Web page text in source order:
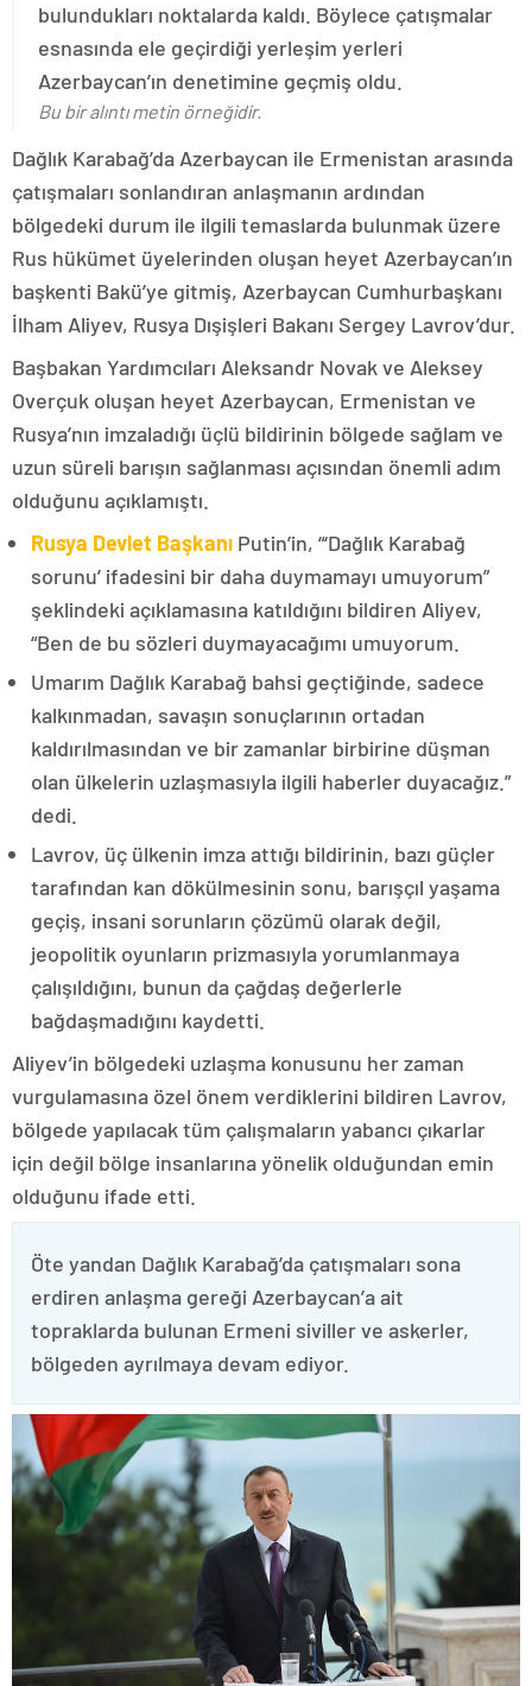
bulundukları noktalarda kaldı. Böylece çatışmalar
esnasında ele geçirdiği yerleşim yerleri
Azerbaycan’ın denetimine geçmiş oldu.
Bu bir alıntı metin örneğidir.
Dağlık Karabağ’da Azerbaycan ile Ermenistan arasında
çatışmaları sonlandıran anlaşmanın ardından
bölgedeki durum ile ilgili temaslarda bulunmak üzere
Rus hükümet üyelerinden oluşan heyet Azerbaycan’ın
başkenti Bakü’ye gitmiş, Azerbaycan Cumhurbaşkanı
İlham Aliyev, Rusya Dışişleri Bakanı Sergey Lavrov’dur.
Başbakan Yardımcıları Aleksandr Novak ve Aleksey
Overçuk oluşan heyet Azerbaycan, Ermenistan ve
Rusya’nın imzaladığı üçlü bildirinin bölgede sağlam ve
uzun süreli barışın sağlanması açısından önemli adım
olduğunu açıklamıştı.
Rusya Devlet Başkanı Putin’in, “‘Dağlık Karabağ
sorunu’ ifadesini bir daha duymamayı umuyorum”
şeklindeki açıklamasına katıldığını bildiren Aliyev,
“Ben de bu sözleri duymayacağımı umuyorum.
Umarım Dağlık Karabağ bahsi geçtiğinde, sadece
kalkınmadan, savaşın sonuçlarının ortadan
kaldırılmasından ve bir zamanlar birbirine düşman
olan ülkelerin uzlaşmasıyla ilgili haberler duyacağız.”
dedi.
Lavrov, üç ülkenin imza attığı bildirinin, bazı güçler
tarafından kan dökülmesinin sonu, barışçıl yaşama
geçiş, insani sorunların çözümü olarak değil,
jeopolitik oyunların prizmasıyla yorumlanmaya
çalışıldığını, bunun da çağdaş değerlerle
bağdaşmadığını kaydetti.
Aliyev’in bölgedeki uzlaşma konusunu her zaman
vurgulamasına özel önem verdiklerini bildiren Lavrov,
bölgede yapılacak tüm çalışmaların yabancı çıkarlar
için değil bölge insanlarına yönelik olduğundan emin
olduğunu ifade etti.
Öte yandan Dağlık Karabağ’da çatışmaları sona
erdiren anlaşma gereği Azerbaycan’a ait
topraklarda bulunan Ermeni siviller ve askerler,
bölgeden ayrılmaya devam ediyor.